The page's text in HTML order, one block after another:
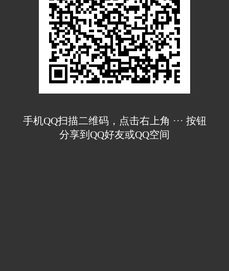
手机QQ扫描二维码，点击右上角 ··· 按钮
分享到QQ好友或QQ空间